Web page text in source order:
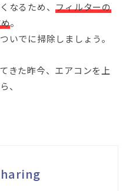
なるため、フィルターの
。
いでに掃除しましょう。
きた昨今、 エアコンを上
、